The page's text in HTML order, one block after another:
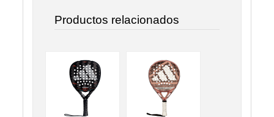
Productos relacionados